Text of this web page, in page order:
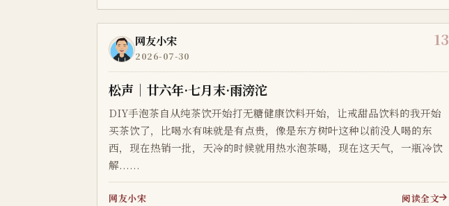
13
网友小宋
2026-07-30
松声｜廿六年·七月末·雨滂沱
DIY手泡茶自从纯茶饮开始打无糖健康饮料开始，让戒甜品饮料的我开始
买茶饮了，比喝水有味就是有点贵，像是东方树叶这种以前没人喝的东
西，现在热销一批，天冷的时候就用热水泡茶喝，现在这天气，一瓶冷饮
解......
网友小宋 阅读全文